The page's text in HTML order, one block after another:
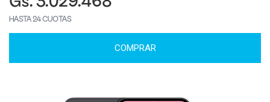
HASTA 24 CUOTAS
COMPRAR